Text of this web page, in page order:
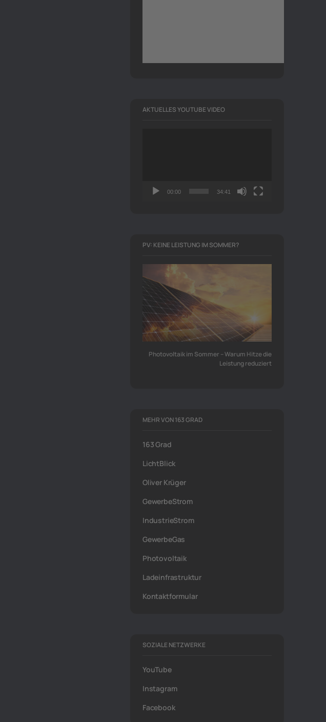
AKTUELLES YOUTUBE VIDEO
00:00 34:41
PV: KEINE LEISTUNG IM SOMMER?
Photovoltaik im Sommer – Warum Hitze die
Leistung reduziert
MEHR VON 163 GRAD
163 Grad
LichtBlick
Oliver Krüger
GewerbeStrom
IndustrieStrom
GewerbeGas
Photovoltaik
Ladeinfrastruktur
Kontaktformular
SOZIALE NETZWERKE
YouTube
Instagram
Facebook